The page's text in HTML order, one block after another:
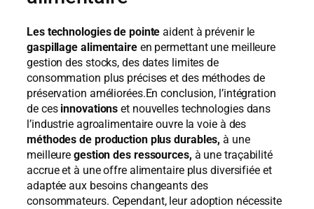
Les technologies de pointe aident à prévenir le
gaspillage alimentaireen permettant une meilleure
gestion des stocks, des dates limites de
consommation plus précises et des méthodes de
préservation améliorées.En conclusion, l’intégration
de ces innovations et nouvelles technologies dans
l’industrie agroalimentaire ouvre la voie à des
méthodes de production plus durables, à une
meilleuregestion des ressources, à une traçabilité
accrue et à une offre alimentaire plus diversifiée et
adaptée aux besoins changeants des
consommateurs. Cependant, leur adoption nécessite